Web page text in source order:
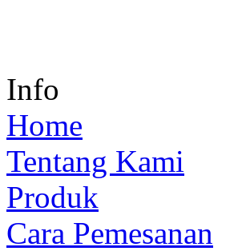
Info
Home
Tentang Kami
Produk
Cara Pemesanan